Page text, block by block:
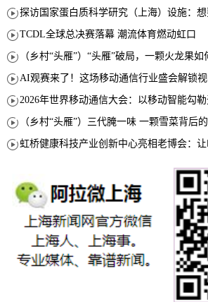
TCDL全球总决赛落幕 潮流体育燃动虹口